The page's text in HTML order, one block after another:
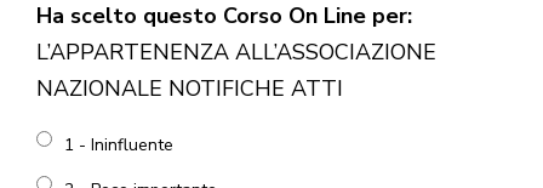
Ha scelto questo Corso On Line per:
L’APPARTENENZA ALL’ASSOCIAZIONE
NAZIONALE NOTIFICHE ATTI
1 - Ininfluente